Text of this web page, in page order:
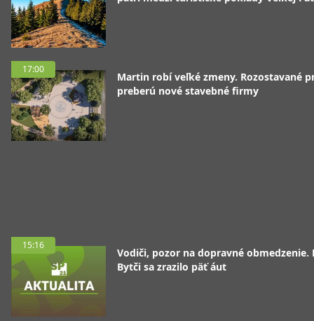
17:00
Martin robí veľké zmeny. Rozostavané
preberú nové stavebné firmy
15:16
Vodiči, pozor na dopravné obmedzenie.
Bytči sa zrazilo päť áut